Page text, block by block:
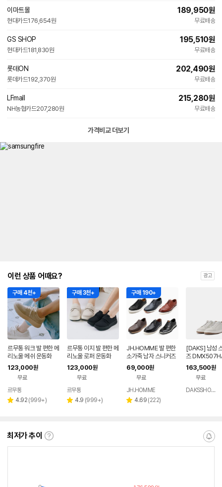
이마트몰
현대카드176,654원
189,950원
무료배송
GS SHOP
현대카드181,830원
195,510원
무료배송
롯데ON
롯데카드192,370원
202,490원
무료배송
LFmall
NH농협카드207,280원
215,280원
무료배송
가격비교 더보기
이런 상품 어때요? 광고
구매 4천+
르무통 워크 발 편한 메
리노울 메쉬 운동화
123,000원
무료
페이
르무통
별 4.92 리
(999+)
구매 3천+
르무통 이지 발 편한 메
리노울 로퍼 운동화
123,000원
무료
르무통
별 4.9 리
(999+)
구매 190+
JH.HOMME 발 편한
소가죽 남자 스니커즈
단화 정장 캐주얼화
69,000원
무료
JH.HOMME
별 4.69 리
(222)
[DAKS] 남성
즈
163,500원
무료
DAKSSHOESMALL
최저가 추이
최
알